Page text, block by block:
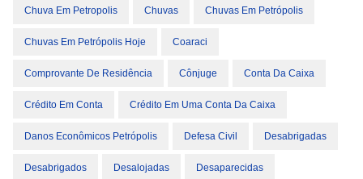
Chuva Em Petropolis Chuvas Chuvas Em Petrópolis
Chuvas Em Petrópolis Hoje Coaraci
Comprovante De Residência Cônjuge Conta Da Caixa
Crédito Em Conta Crédito Em Uma Conta Da Caixa
Danos Econômicos Petrópolis Defesa Civil Desabrigadas
Desabrigados Desalojadas Desaparecidas